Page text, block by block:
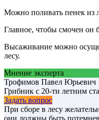
Можно поливать пенек из
Главное, чтобы смочен он
Высаживание можно
лесу.
Мнение эксперта
Трофимов Павел Юрьевич
Грибник с 20-ти летним
Задать вопрос
При сборе в лесу
они должны быть